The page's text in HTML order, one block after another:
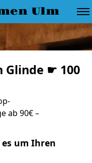
Ulm
Glinde ☛ 100
ab 90€ –
um Ihren